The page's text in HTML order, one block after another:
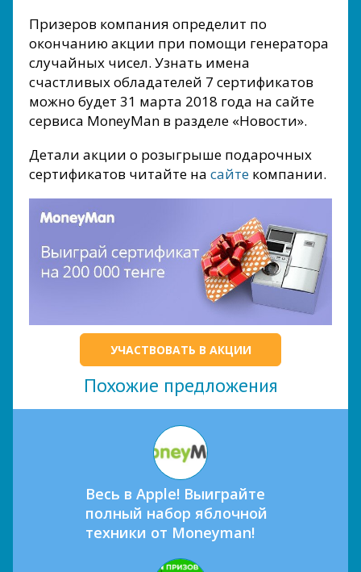
Призеров компания определит по
окончанию акции при помощи генератора
случайных чисел. Узнать имена
счастливых обладателей 7 сертификатов
можно будет 31 марта 2018 года на сайте
сервиса MoneyMan в разделе «Новости».
Детали акции о розыгрыше подарочных
сертификатов читайте на сайте компании.
УЧАСТВОВАТЬ В АКЦИИ
Похожие предложения
Весь в Apple! Выиграйте
полный набор яблочной
техники от Moneyman!